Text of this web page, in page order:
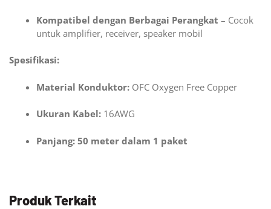
Kompatibel dengan Berbagai Perangkat – Cocok
untuk amplifier, receiver, speaker mobil
Spesifikasi:
Material Konduktor: OFC Oxygen Free Copper
Ukuran Kabel: 16AWG
Panjang: 50 meter dalam 1 paket
Produk Terkait